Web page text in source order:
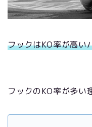
フックはKO率が高い
フックのKO率が多い